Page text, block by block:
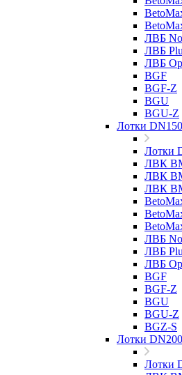
ЛВБ
ЛВБ
ЛВБ
BGF
BGF-Z
BGU
BGU-Z
Лотки
Лотки
ЛВК
ЛВК
ЛВК
ЛВБ
ЛВБ
ЛВБ
BGF
BGF-Z
BGU
BGU-Z
BGZ-S
Лотки DN200
Лотки